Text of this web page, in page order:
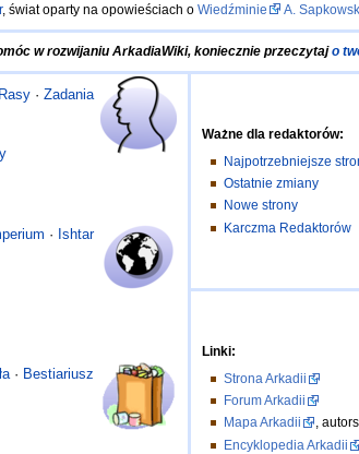
, świat oparty na opowieściach o Wiedźminie A.
w rozwijaniu ArkadiaWiki, koniecznie przeczytajo
Rasy· Zadania
· Ishtar
· Bestiariusz
Ważne dla redaktorów:
Najpotrzebniejsze
Ostatnie zmiany
Nowe strony
Karczma Redaktorów
Linki:
Strona Arkadii
Forum Arkadii
Mapa Arkadii
,
Encyklopedia Arkadii